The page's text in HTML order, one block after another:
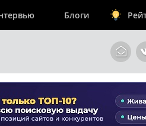
Блоги